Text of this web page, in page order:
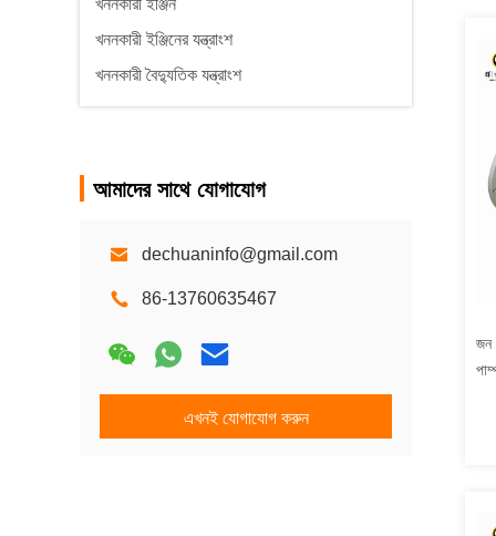
খননকারী ইঞ্জিন
খননকারী ইঞ্জিনের যন্ত্রাংশ
খননকারী বৈদ্যুতিক যন্ত্রাংশ
আমাদের সাথে যোগাযোগ
dechuaninfo@gmail.com
86-13760635467
এখনই যোগাযোগ করুন
জন